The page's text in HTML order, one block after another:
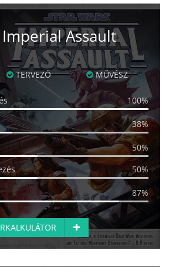
Assault
TERVEZŐ MŰVÉSZ
100%
38%
50%
50%
87%